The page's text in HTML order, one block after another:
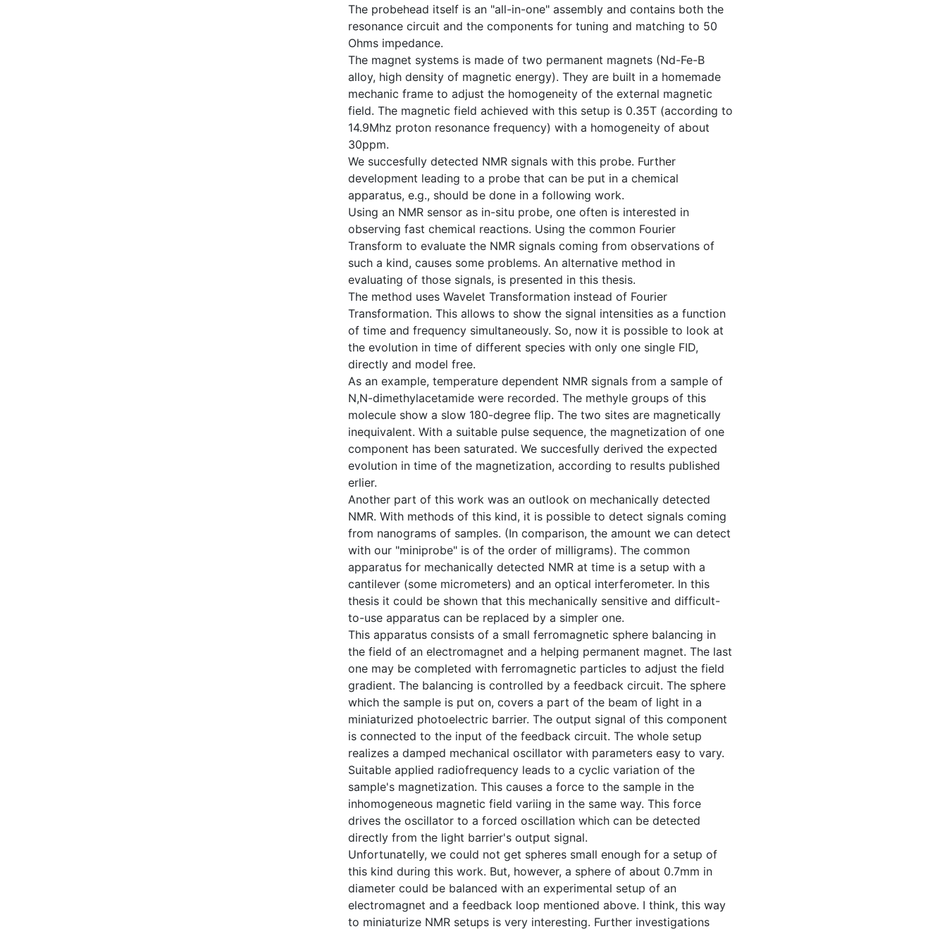
The probehead itself is an "all-in-one" assembly and contains both the
resonance circuit and the components for tuning and matching to 50
Ohms impedance.
The magnet systems is made of two permanent magnets (Nd-Fe-B
alloy, high density of magnetic energy). They are built in a homemade
mechanic frame to adjust the homogeneity of the external magnetic
field. The magnetic field achieved with this setup is 0.35T (according to
14.9Mhz proton resonance frequency) with a homogeneity of about
30ppm.
We succesfully detected NMR signals with this probe. Further
development leading to a probe that can be put in a chemical
apparatus, e.g., should be done in a following work.
Using an NMR sensor as in-situ probe, one often is interested in
observing fast chemical reactions. Using the common Fourier
Transform to evaluate the NMR signals coming from observations of
such a kind, causes some problems. An alternative method in
evaluating of those signals, is presented in this thesis.
The method uses Wavelet Transformation instead of Fourier
Transformation. This allows to show the signal intensities as a function
of time and frequency simultaneously. So, now it is possible to look at
the evolution in time of different species with only one single FID,
directly and model free.
As an example, temperature dependent NMR signals from a sample of
N,N-dimethylacetamide were recorded. The methyle groups of this
molecule show a slow 180-degree flip. The two sites are magnetically
inequivalent. With a suitable pulse sequence, the magnetization of one
component has been saturated. We succesfully derived the expected
evolution in time of the magnetization, according to results published
erlier.
Another part of this work was an outlook on mechanically detected
NMR. With methods of this kind, it is possible to detect signals coming
from nanograms of samples. (In comparison, the amount we can detect
with our "miniprobe" is of the order of milligrams). The common
apparatus for mechanically detected NMR at time is a setup with a
cantilever (some micrometers) and an optical interferometer. In this
thesis it could be shown that this mechanically sensitive and difficult-
to-use apparatus can be replaced by a simpler one.
This apparatus consists of a small ferromagnetic sphere balancing in
the field of an electromagnet and a helping permanent magnet. The last
one may be completed with ferromagnetic particles to adjust the field
gradient. The balancing is controlled by a feedback circuit. The sphere
which the sample is put on, covers a part of the beam of light in a
miniaturized photoelectric barrier. The output signal of this component
is connected to the input of the feedback circuit. The whole setup
realizes a damped mechanical oscillator with parameters easy to vary.
Suitable applied radiofrequency leads to a cyclic variation of the
sample's magnetization. This causes a force to the sample in the
inhomogeneous magnetic field variing in the same way. This force
drives the oscillator to a forced oscillation which can be detected
directly from the light barrier's output signal.
Unfortunatelly, we could not get spheres small enough for a setup of
this kind during this work. But, however, a sphere of about 0.7mm in
diameter could be balanced with an experimental setup of an
electromagnet and a feedback loop mentioned above. I think, this way
to miniaturize NMR setups is very interesting. Further investigations